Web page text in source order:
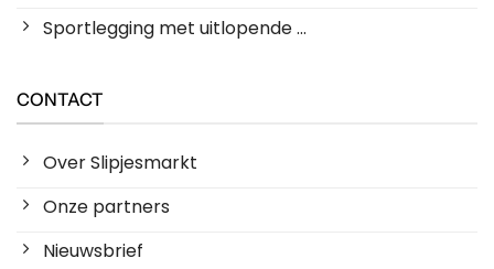
Sportlegging met uitlopende ...
CONTACT
Over Slipjesmarkt
Onze partners
Nieuwsbrief